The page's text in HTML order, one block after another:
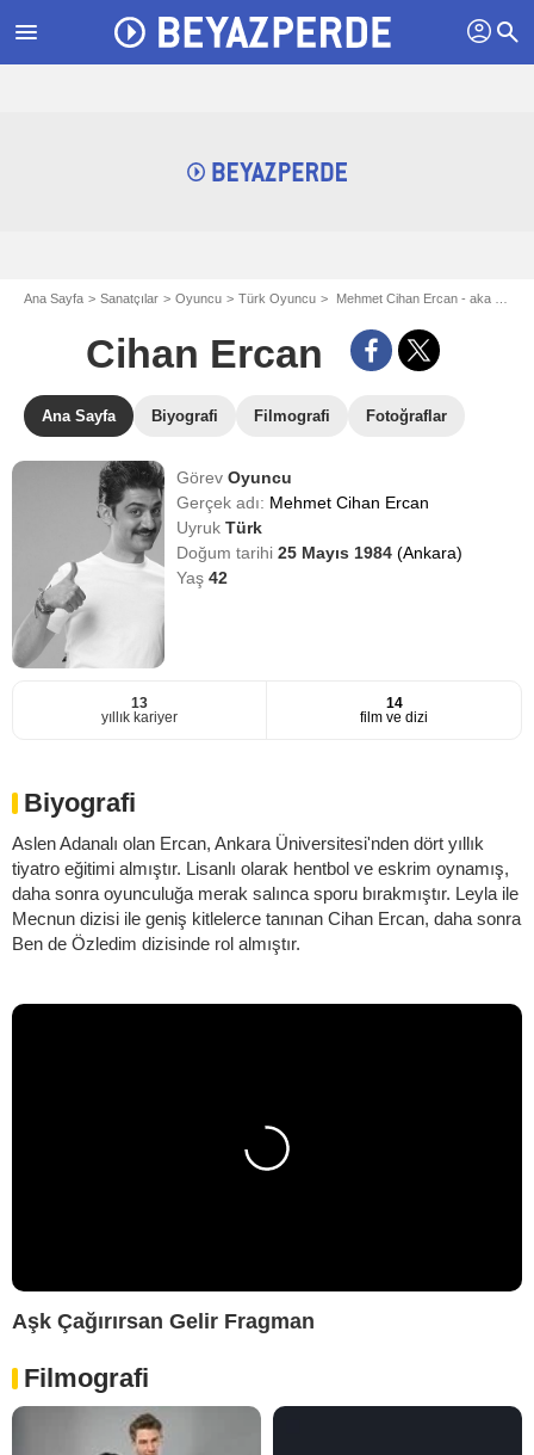
menu profil search
Ana Sayfa Sanatçılar Oyuncu Türk Oyuncu Mehmet Cihan Ercan - aka Cihan Ercan
Cihan Ercan
Ana Sayfa Biyografi Filmografi Fotoğraflar
GörevOyuncu
Gerçek adı: Mehmet Cihan Ercan
UyrukTürk
Doğum tarihi25 Mayıs 1984(Ankara)
Yaş42
13
yıllık kariyer
14
film ve dizi
Biyografi
Aslen Adanalı olan Ercan, Ankara Üniversitesi'nden dört yıllık
tiyatro eğitimi almıştır. Lisanlı olarak hentbol ve eskrim oynamış,
daha sonra oyunculuğa merak salınca sporu bırakmıştır. Leyla ile
Mecnun dizisi ile geniş kitlelerce tanınan Cihan Ercan, daha sonra
Ben de Özledim dizisinde rol almıştır.
Aşk Çağırırsan Gelir Fragman
Filmografi